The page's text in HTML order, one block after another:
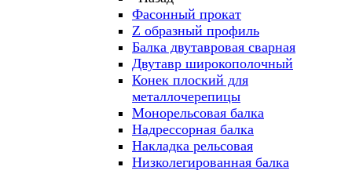
Фасонный прокат
Z образный профиль
Балка двутавровая сварная
Двутавр широкополочный
Конек плоский для
металлочерепицы
Монорельсовая балка
Надрессорная балка
Накладка рельсовая
Низколегированная балка